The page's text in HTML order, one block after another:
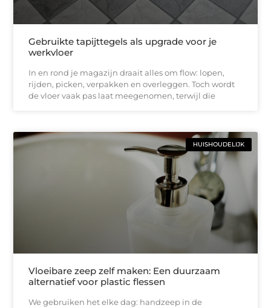
Gebruikte tapijttegels als upgrade voor je
werkvloer
In en rond je magazijn draait alles om flow: lopen,
rijden, picken, verpakken en overleggen. Toch wordt
de vloer vaak pas laat meegenomen, terwijl die
HUISHOUDELIJK
Vloeibare zeep zelf maken: Een duurzaam
alternatief voor plastic flessen
We gebruiken het elke dag: handzeep in de